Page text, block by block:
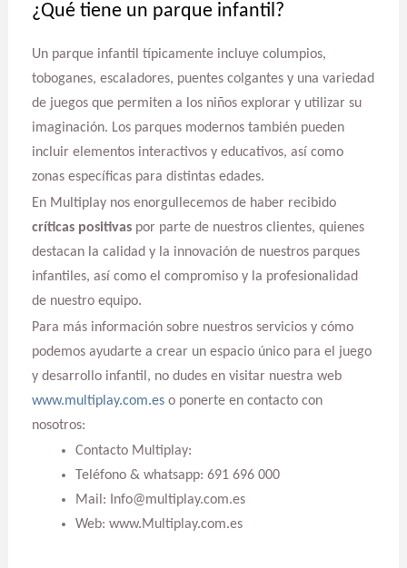
¿Qué tiene un parque infantil?
Un parque infantil típicamente incluye columpios,
toboganes, escaladores, puentes colgantes y una variedad
de juegos que permiten a los niños explorar y utilizar su
imaginación. Los parques modernos también pueden
incluir elementos interactivos y educativos, así como
zonas específicas para distintas edades.
En Multiplay nos enorgullecemos de haber recibido
críticas positivaspor parte de nuestros clientes, quienes
destacan la calidad y la innovación de nuestros parques
infantiles, así como el compromiso y la profesionalidad
de nuestro equipo.
Para más información sobre nuestros servicios y cómo
podemos ayudarte a crear un espacio único para el juego
y desarrollo infantil, no dudes en visitar nuestra web
www.multiplay.com.eso ponerte en contacto con
nosotros:
Contacto Multiplay:
Teléfono & whatsapp: 691 696 000
Mail: Info@multiplay.com.es
Web: www.Multiplay.com.es